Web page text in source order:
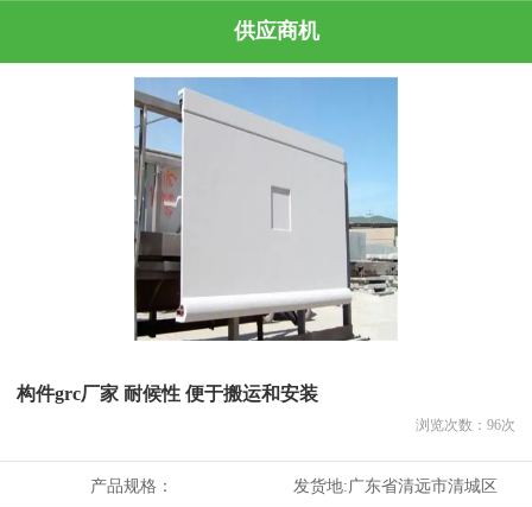
供应商机
构件grc厂家 耐候性 便于搬运和安装
浏览次数： 96次
产品规格： 发货地:广东省清远市清城区